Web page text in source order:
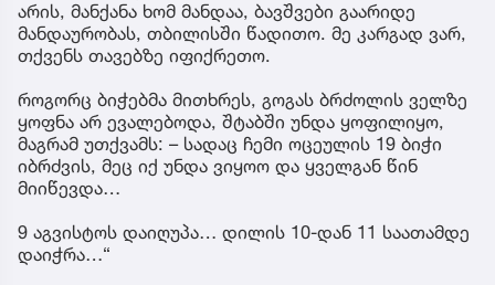
არის, მანქანა ხომ მანდაა, ბავშვები გაარიდე
მანდაურობას, თბილისში წადითო. მე კარგად ვარ,
თქვენს თავებზე იფიქრეთო.
როგორც ბიჭებმა მითხრეს, გოგას ბრძოლის ველზე
ყოფნა არ ევალებოდა, შტაბში უნდა ყოფილიყო,
მაგრამ უთქვამს: – სადაც ჩემი ოცეულის 19 ბიჭი
იბრძვის, მეც იქ უნდა ვიყოო და ყველგან წინ
მიიწევდა…
9 აგვისტოს დაიღუპა… დილის 10-დან 11 საათამდე
დაიჭრა…“